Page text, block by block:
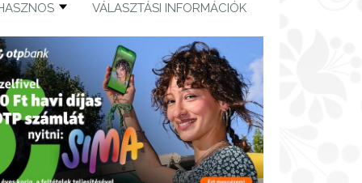
VÁLASZTÁSI INFORMÁCIÓK